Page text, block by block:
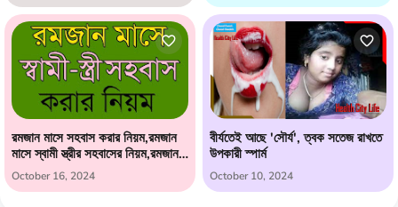
রমজান মাসে সহবাস করার নিয়ম,রমজান
মাসে স্বামী স্ত্রীর সহবাসের নিয়ম,রমজান
মাসে স্ত্রীর সাথে সহবাস করা যাবে কি না
October 16, 2024
বীর্যতেই আছে 'সৌর্য', ত্বক সতেজ রাখতে
উপকারী স্পার্ম
October 10, 2024